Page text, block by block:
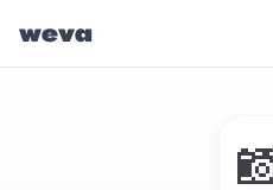
weva